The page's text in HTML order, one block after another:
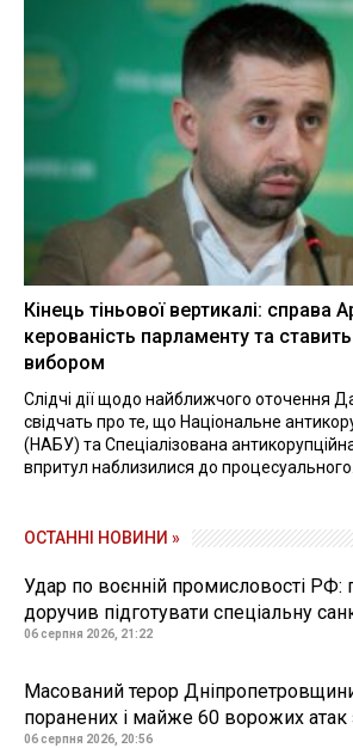
Кінець тіньової вертикалі: справа
керованість парламенту та
вибором
Слідчі дії щодо найближчого оточення
свідчать про те, що Національне
(НАБУ) та Спеціалізована
впритул наблизилися до
ОСТАННІ НОВИНИ »
Удар по воєнній промисловості РФ:
доручив підготувати спеціальну
06 серпня 2026, 21:22
Масований терор
поранених і майже 60 ворожих атак
06 серпня 2026, 20:56